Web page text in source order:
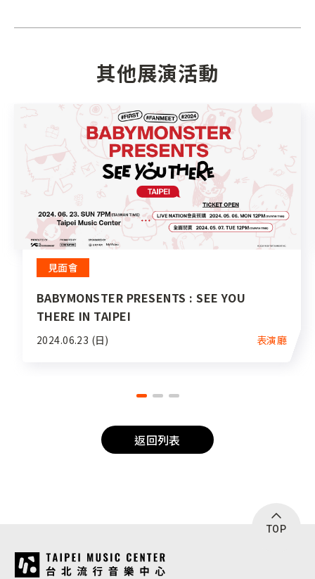
其他展演活動
見面會
BABYMONSTER PRESENTS : SEE YOU
THERE IN TAIPEI
2024.06.23 (日) 表演廳
返回列表
TOP
:::